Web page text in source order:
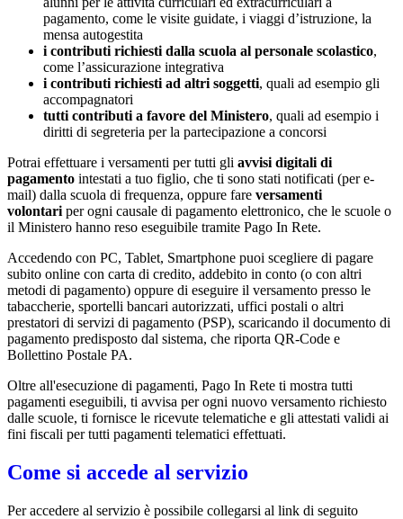
pagamento, come le visite guidate, i viaggi d’istruzione, la
mensa autogestita
i contributi richiesti dalla scuola al personale scolastico,
come l’assicurazione integrativa
i contributi richiesti ad altri soggetti, quali ad esempio gli
accompagnatori
tutti contributi a favore del Ministero, quali ad esempio i
diritti di segreteria per la partecipazione a concorsi
Potrai effettuare i versamenti per tutti gli avvisi digitali di
pagamento intestati a tuo figlio, che ti sono stati notificati (per e-
mail) dalla scuola di frequenza, oppure fare versamenti
volontari per ogni causale di pagamento elettronico, che le scuole o
il Ministero hanno reso eseguibile tramite Pago In Rete.
Accedendo con PC, Tablet, Smartphone puoi scegliere di pagare
subito online con carta di credito, addebito in conto (o con altri
metodi di pagamento) oppure di eseguire il versamento presso le
tabaccherie, sportelli bancari autorizzati, uffici postali o altri
prestatori di servizi di pagamento (PSP), scaricando il documento di
pagamento predisposto dal sistema, che riporta QR-Code e
Bollettino Postale PA.
Oltre all'esecuzione di pagamenti, Pago In Rete ti mostra tutti
pagamenti eseguibili, ti avvisa per ogni nuovo versamento richiesto
dalle scuole, ti fornisce le ricevute telematiche e gli attestati validi ai
fini fiscali per tutti pagamenti telematici effettuati.
Come si accede al servizio
Per accedere al servizio è possibile collegarsi al link di seguito